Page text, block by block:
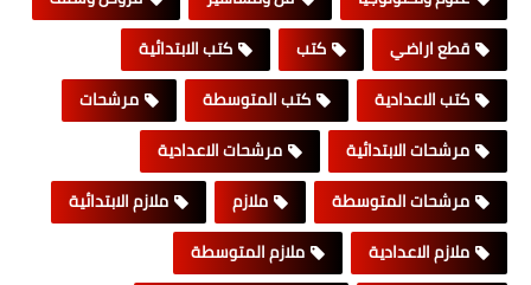
قطع اراضي
كتب
كتب الابتدائية
كتب الاعدادية
كتب المتوسطة
مرشحات
مرشحات الابتدائية
مرشحات الاعدادية
مرشحات المتوسطة
ملازم
ملازم الابتدائية
ملازم الاعدادية
ملازم المتوسطة